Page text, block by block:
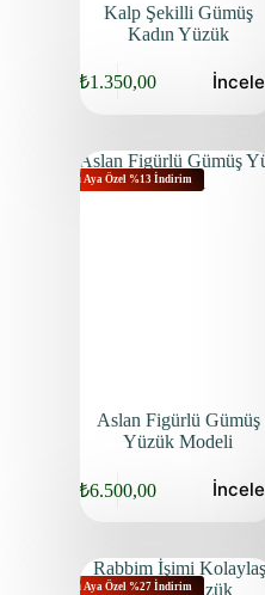
Kalp Şekilli Gümüş
Kadın Yüzük
₺1.350,00 İncele
Bu Aya Özel %13 İndirim
Aslan Figürlü Gümüş
Yüzük Modeli
₺6.500,00 İncele
Bu Aya Özel %27 İndirim